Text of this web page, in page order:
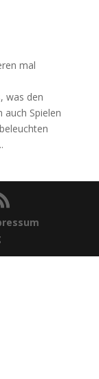
mal
was den
auch Spielen